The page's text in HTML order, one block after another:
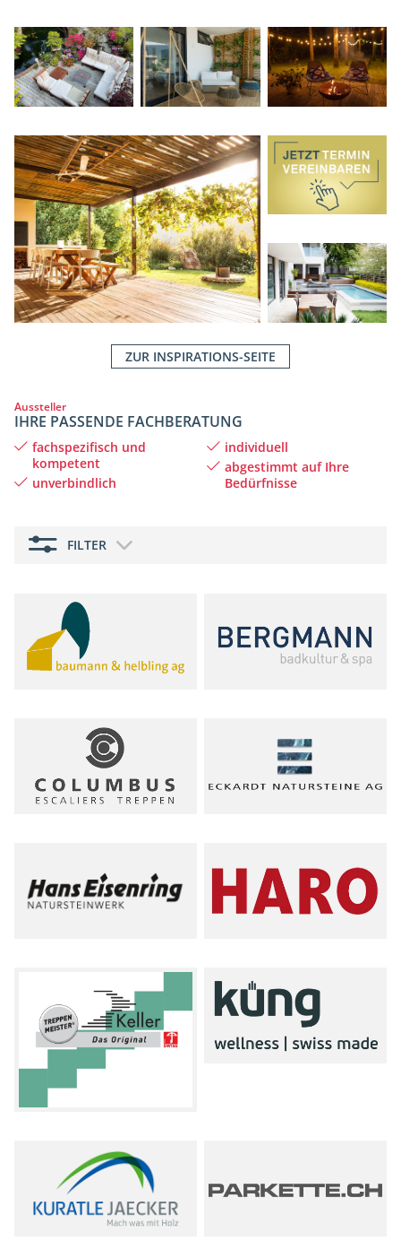
ZUR INSPIRATIONS-SEITE
Aussteller
IHRE PASSENDE FACHBERATUNG
fachspezifisch und
kompetent
unverbindlich
individuell
abgestimmt auf Ihre
Bedürfnisse
FILTER
- Alle -
Aussengestaltung